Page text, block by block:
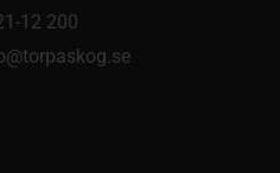
12 200